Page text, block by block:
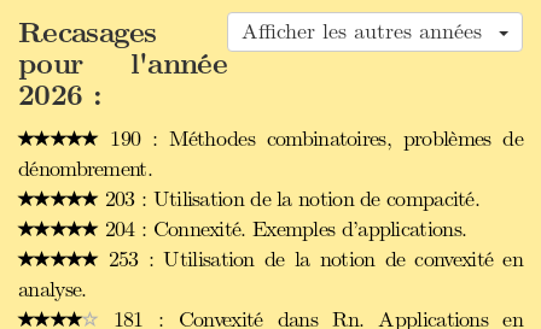
Afficher les autres années
Recasages
pour l'année
2026 :
190 : Méthodes combinatoires, problèmes de
dénombrement.
203 : Utilisation de la notion de compacité.
204 : Connexité. Exemples d’applications.
253 : Utilisation de la notion de convexité en
analyse.
181 : Convexité dans Rn. Applications en